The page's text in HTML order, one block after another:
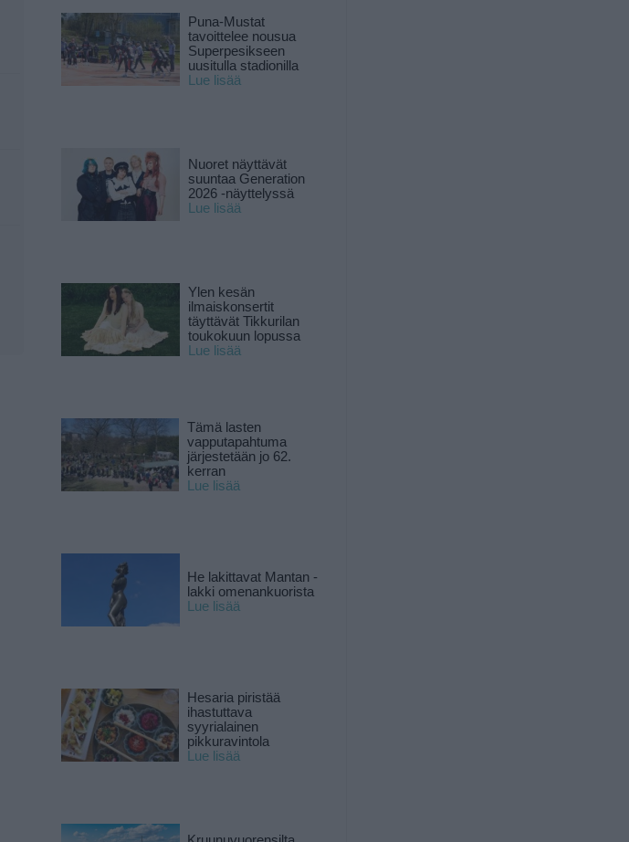
Puna-Mustat
tavoittelee nousua
Superpesikseen
uusitulla stadionilla
Lue lisää
Nuoret näyttävät
suuntaa Generation
2026 -näyttelyssä
Lue lisää
Ylen kesän
ilmaiskonsertit
täyttävät Tikkurilan
toukokuun lopussa
Lue lisää
Tämä lasten
vapputapahtuma
järjestetään jo 62.
kerran
Lue lisää
He lakittavat Mantan -
lakki omenankuorista
Lue lisää
Hesaria piristää
ihastuttava
syyrialainen
pikkuravintola
Lue lisää